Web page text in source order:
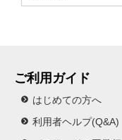
ご利用ガイド
はじめての方へ
利用者ヘルプ(Q&A)